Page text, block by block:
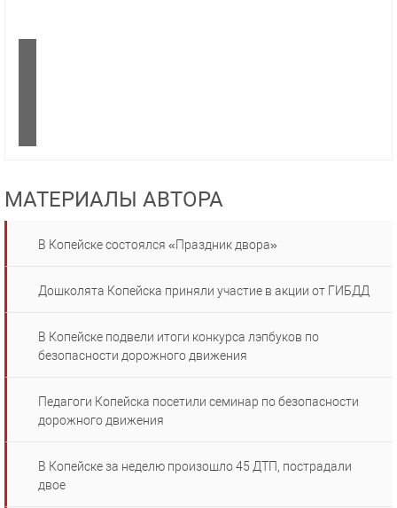
МАТЕРИАЛЫ АВТОРА
В Копейске состоялся «Праздник двора»
Дошколята Копейска приняли участие в акции от ГИБДД
В Копейске подвели итоги конкурса лэпбуков по
безопасности дорожного движения
Педагоги Копейска посетили семинар по безопасности
дорожного движения
В Копейске за неделю произошло 45 ДТП, пострадали
двое